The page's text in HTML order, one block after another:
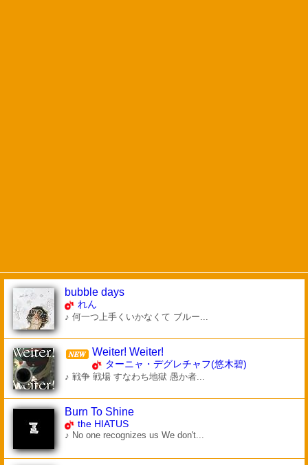
bubble days
れん
♪ 何一つ上手くいかなくて ブルー...
Weiter! Weiter!
ターニャ・デグレチャフ(悠木碧)
♪ 戦争 戦場 すなわち地獄 愚か者...
Burn To Shine
the HIATUS
♪ No one recognizes us We don't...